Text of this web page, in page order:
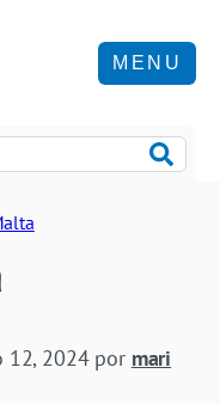
MENU
12, 2024por mari